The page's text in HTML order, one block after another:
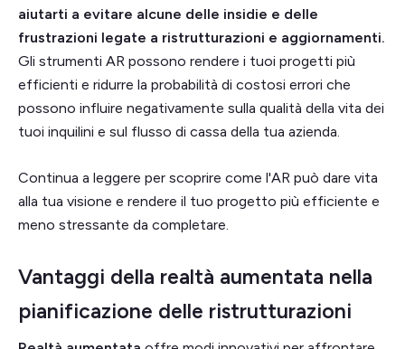
aiutarti a evitare alcune delle insidie e delle
frustrazioni legate a ristrutturazioni e aggiornamenti.
Gli strumenti AR possono rendere i tuoi progetti più
efficienti e ridurre la probabilità di costosi errori che
possono influire negativamente sulla qualità della vita dei
tuoi inquilini e sul flusso di cassa della tua azienda.
Continua a leggere per scoprire come l'AR può dare vita
alla tua visione e rendere il tuo progetto più efficiente e
meno stressante da completare.
Vantaggi della realtà aumentata nella
pianificazione delle ristrutturazioni